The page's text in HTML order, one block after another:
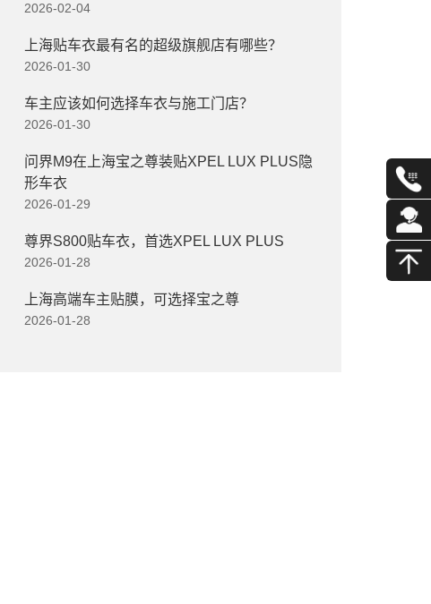
2026-02-04
上海贴车衣最有名的超级旗舰店有哪些？
2026-01-30
车主应该如何选择车衣与施工门店？
2026-01-30
问界M9在上海宝之尊装贴XPEL LUX PLUS隐
形车衣
2026-01-29
尊界S800贴车衣，首选XPEL LUX PLUS
2026-01-28
上海高端车主贴膜，可选择宝之尊
2026-01-28